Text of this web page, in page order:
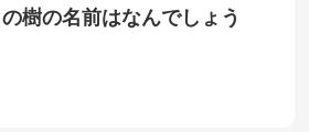
樹の名前はなんでしょう